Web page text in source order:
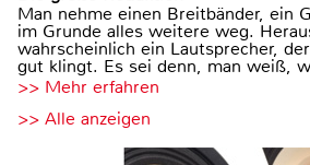
Man nehme einen Breitbänder, ein
im Grunde alles weitere weg.
wahrscheinlich ein Lautsprecher,
gut klingt. Es sei denn, man weiß,
>> Mehr erfahren
>> Alle anzeigen